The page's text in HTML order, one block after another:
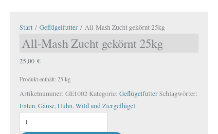
Start / Geflügelfutter / All-Mash Zucht gekörnt 25kg
All-Mash Zucht gekörnt 25kg
25,00 €
Produkt enthält: 25 kg
Artikelnummer: GE1002 Kategorie: GeflügelfutterSchlagwörter:
Enten,Gänse,Huhn,Wild und Ziergeflügel